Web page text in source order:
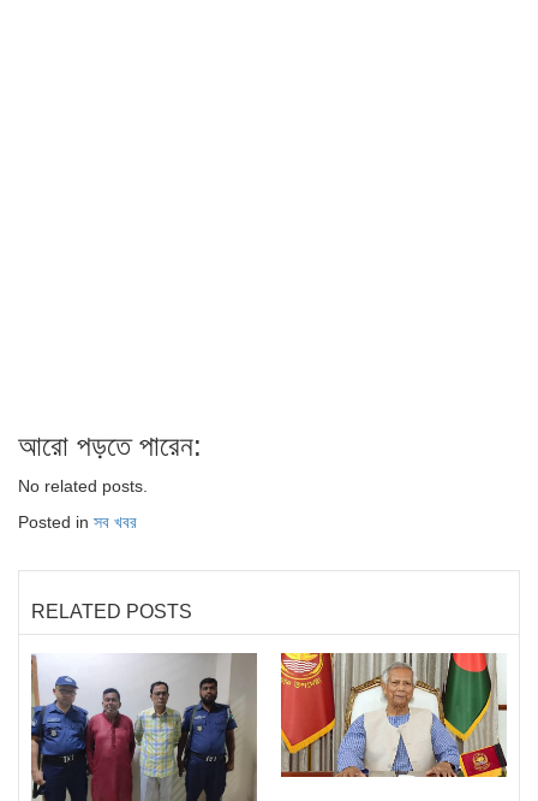
আরো পড়তে পারেন:
No related posts.
Posted in সব খবর
RELATED POSTS